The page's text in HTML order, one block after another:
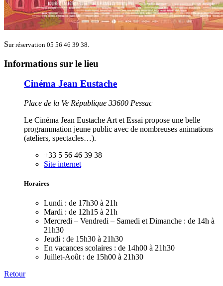
Sur réservation 05 56 46 39 38.
Informations sur le lieu
Cinéma Jean Eustache
Place de la Ve République 33600 Pessac
Le Cinéma Jean Eustache Art et Essai propose une belle
programmation jeune public avec de nombreuses animations
(ateliers, spectacles…).
+33 5 56 46 39 38
Site internet
Horaires
Lundi : de 17h30 à 21h
Mardi : de 12h15 à 21h
Mercredi – Vendredi – Samedi et Dimanche : de 14h à
21h30
Jeudi : de 15h30 à 21h30
En vacances scolaires : de 14h00 à 21h30
Juillet-Août : de 15h00 à 21h30
Retour